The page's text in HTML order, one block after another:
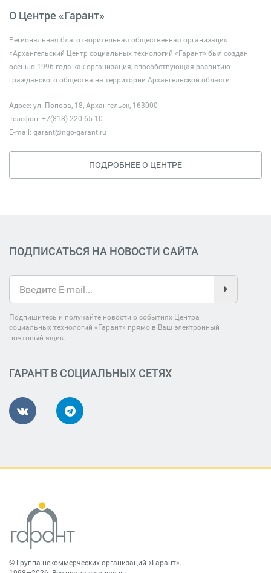
О Центре «Гарант»
Региональная благотворительная общественная организация
«Архангельский Центр социальных технологий «Гарант» был создан
осенью 1996 года как организация, способствующая развитию
гражданского общества на территории Архангельской области
Адрес: ул. Попова, 18, Архангельск, 163000
Телефон: +7(818) 220-65-10
E-mail: garant@ngo-garant.ru
ПОДРОБНЕЕ О ЦЕНТРЕ
ПОДПИСАТЬСЯ НА НОВОСТИ САЙТА
Подпишитесь и получайте новости о событиях Центра
социальных технологий «Гарант» прямо в Ваш электронный
почтовый ящик.
ГАРАНТ В СОЦИАЛЬНЫХ СЕТЯХ
© Группа некоммерческих организаций «Гарант».